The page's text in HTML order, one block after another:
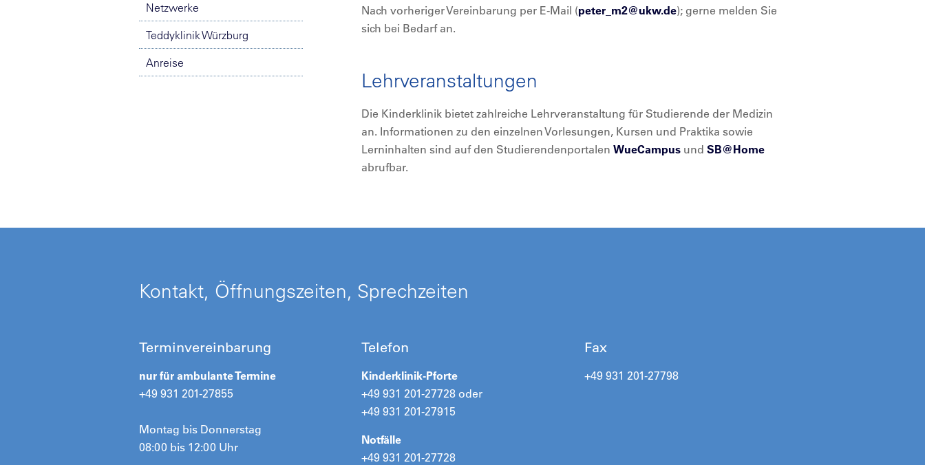
Netzwerke
Teddyklinik Würzburg
Anreise
Nach vorheriger Vereinbarung per E-Mail (peter_m2@ukw.de); gerne melden Sie
sich bei Bedarf an.
Lehrveranstaltungen
Die Kinderklinik bietet zahlreiche Lehrveranstaltung für Studierende der Medizin
an. Informationen zu den einzelnen Vorlesungen, Kursen und Praktika sowie
Lerninhalten sind auf den StudierendenportalenWueCampus undSB@Home
abrufbar.
Kontakt, Öffnungszeiten, Sprechzeiten
Terminvereinbarung
nur für ambulante Termine
+49 931 201-27855
Montag bis Donnerstag
08:00 bis 12:00 Uhr
Telefon
Kinderklinik-Pforte
+49 931 201-27728 oder
+49 931 201-27915
Notfälle
+49 931 201-27728
Fax
+49 931 201-27798